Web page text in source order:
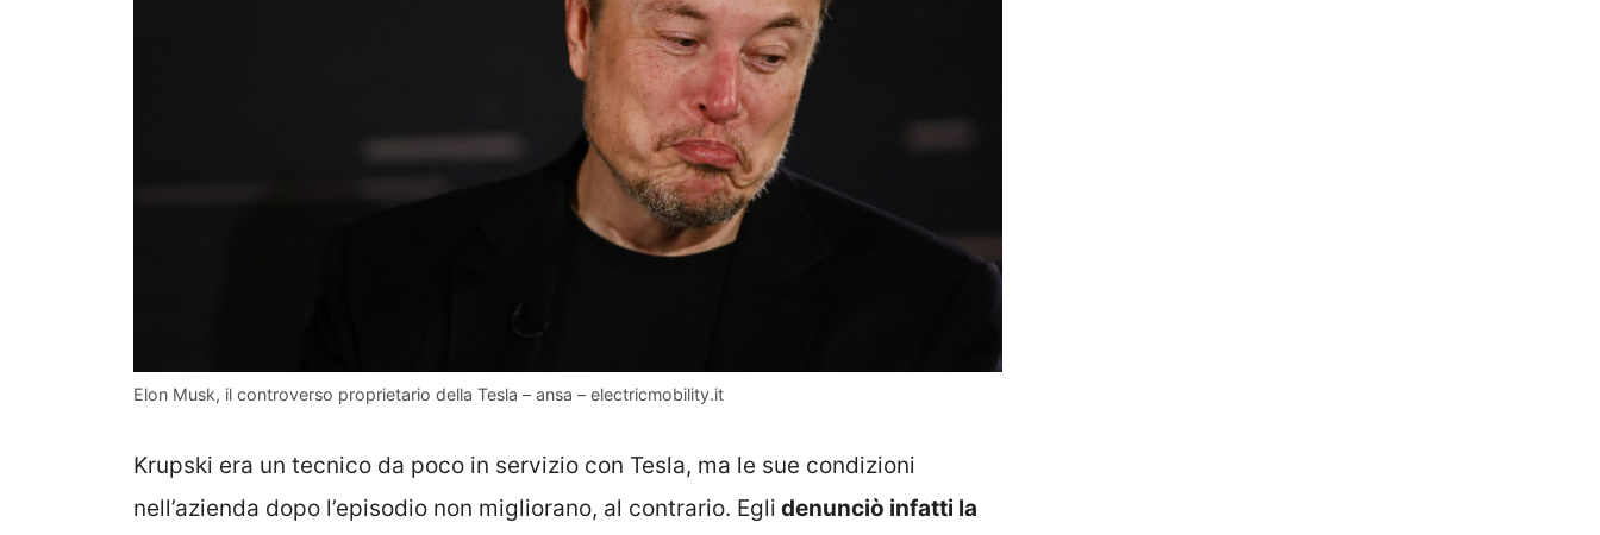
Elon Musk, il controverso proprietario della Tesla – ansa – electricmobility.it
Krupski era un tecnico da poco in servizio con Tesla, ma le sue condizioni
nell’azienda dopo l’episodio non migliorano, al contrario. Egli denunciò infatti la